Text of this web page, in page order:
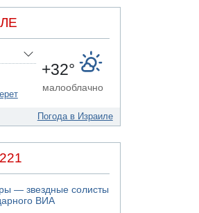
погиб
о нападении
на местности
в вопросе
+32°
малооблачно
Погода в Израиле
— звездные солисты
ВИА